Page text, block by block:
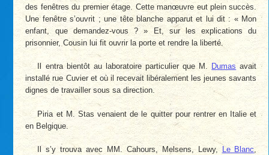
des fenêtres du premier étage. Cette manœuvre eut plein succès.
Une fenêtre s’ouvrit ; une tête blanche apparut et lui dit : « Mon
enfant, que demandez-vous ? » Et, sur les explications du
prisonnier, Cousin lui fit ouvrir la porte et rendre la liberté.
Il entra bientôt au laboratoire particulier que M. Dumas avait
installé rue Cuvier et où il recevait libéralement les jeunes savants
dignes de travailler sous sa direction.
Piria et M. Stas venaient de le quitter pour rentrer en Italie et
en Belgique.
Il s’y trouva avec MM. Cahours, Melsens, Lewy, Le Blanc,